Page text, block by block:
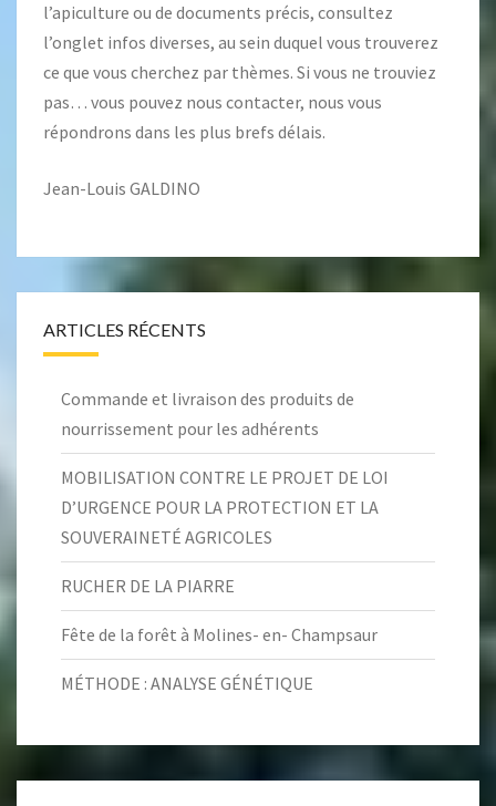
l’apiculture ou de documents précis, consultez
l’onglet infos diverses, au sein duquel vous trouverez
ce que vous cherchez par thèmes. Si vous ne trouviez
pas… vous pouvez nous contacter, nous vous
répondrons dans les plus brefs délais.
Jean-Louis GALDINO
ARTICLES RÉCENTS
Commande et livraison des produits de
nourrissement pour les adhérents
MOBILISATION CONTRE LE PROJET DE LOI
D’URGENCE POUR LA PROTECTION ET LA
SOUVERAINETÉ AGRICOLES
RUCHER DE LA PIARRE
Fête de la forêt à Molines- en- Champsaur
MÉTHODE : ANALYSE GÉNÉTIQUE